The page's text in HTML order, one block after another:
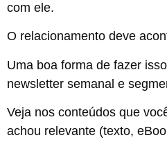
com ele.
O relacionamento deve
Uma boa forma de fazer
newsletter semanal e
Veja nos conteúdos que
achou relevante (texto,